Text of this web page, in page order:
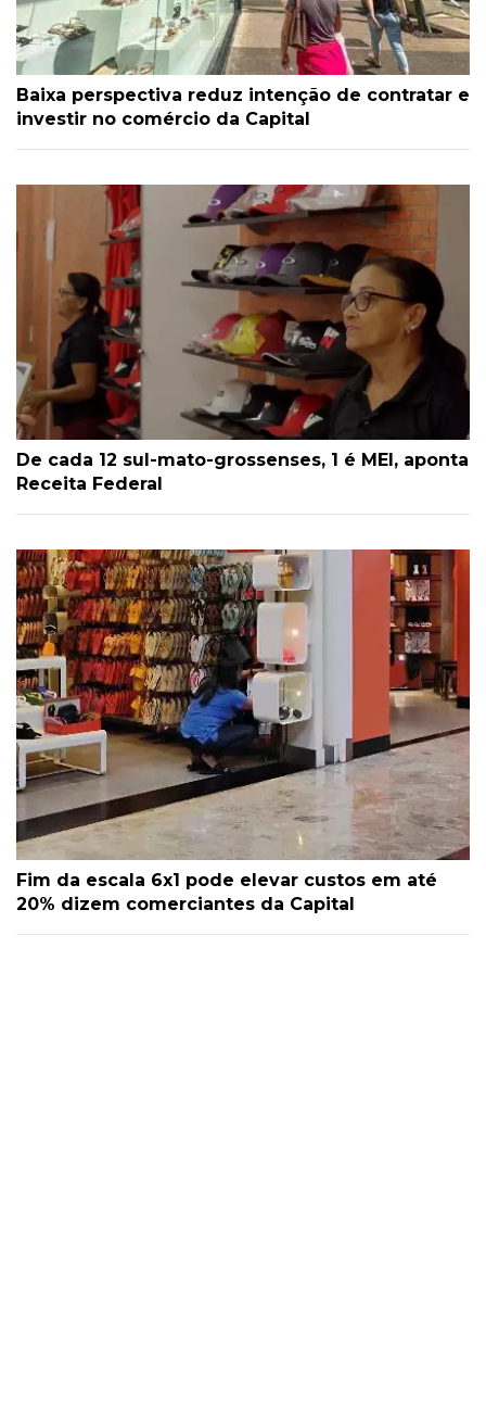
Baixa perspectiva reduz intenção de contratar e
investir no comércio da Capital
De cada 12 sul-mato-grossenses, 1 é MEI, aponta
Receita Federal
Fim da escala 6x1 pode elevar custos em até
20% dizem comerciantes da Capital